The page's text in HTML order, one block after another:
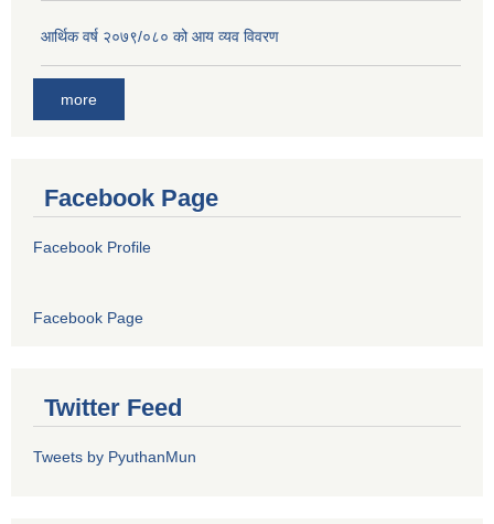
आर्थिक वर्ष २०७९/०८० को आय व्यव विवरण
more
Facebook Page
Facebook Profile
Facebook Page
Twitter Feed
Tweets by PyuthanMun